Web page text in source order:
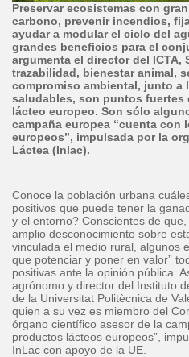
Preservar ecosistemas con
carbono, prevenir incendios,
ayudar a modular el ciclo del
grandes beneficios para el
argumenta el director del ICTA,
trazabilidad, bienestar animal,
compromiso ambiental, junto
saludables, son puntos fuertes
lácteo europeo. Son sólo
campaña europea “cuenta con
europeos”, impulsada por la
Láctea (Inlac).
Conoce la población urbana
positivos que puede tener la
y el entorno? Conscientes de
amplio desconocimiento sobre
vinculada el medio rural, algunos
que potenciar y poner en valor”
positivas ante la opinión pública.
agrónomo y director del Instituto
de la Universitat Politècnica de
quien a su vez es miembro del
órgano científico asesor de la
productos lácteos europeos”,
InLac con apoyo de la UE.